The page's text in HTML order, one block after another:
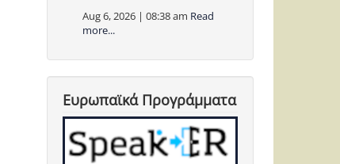
Aug 6, 2026 | 08:38 am Read
more...
Ευρωπαϊκά Προγράμματα